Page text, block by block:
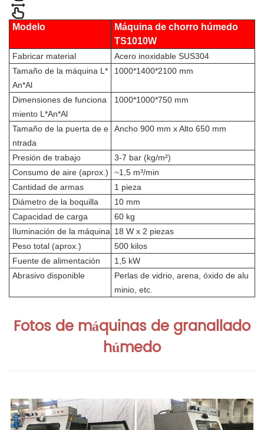
Modelo
Máquina de chorro húmedo
TS1010W
Fabricar material
Acero inoxidable SUS304
Tamaño de la máquina L*
An*Al
1000*1400*2100 mm
Dimensiones de funciona
miento L*An*Al
1000*1000*750 mm
Tamaño de la puerta de e
ntrada
Ancho 900 mm x Alto 650 mm
Presión de trabajo
3-7 bar (kg/m²)
Consumo de aire (aprox.)
~1,5 m³/min
Cantidad de armas
1 pieza
Diámetro de la boquilla
10 mm
Capacidad de carga
60 kg
Iluminación de la máquina 18 W x 2 piezas
Peso total (aprox.)
500 kilos
Fuente de alimentación
1,5 kW
Abrasivo disponible
Perlas de vidrio, arena, óxido de alu
minio, etc.
Fotos de máquinas de granallado
húmedo